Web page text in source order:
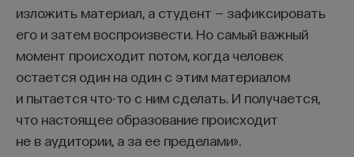
изложить материал, а студент — зафиксировать
его и затем воспроизвести. Но самый важный
момент происходит потом, когда человек
остается один на один с этим материалом
и пытается что-то с ним сделать. И получается,
что настоящее образование происходит
не в аудитории, а за ее пределами».